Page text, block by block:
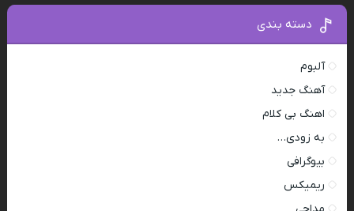
دسته بندی
آلبوم
آهنگ جدید
اهنگ بی کلام
به زودی…
بیوگرافی
ریمیکس